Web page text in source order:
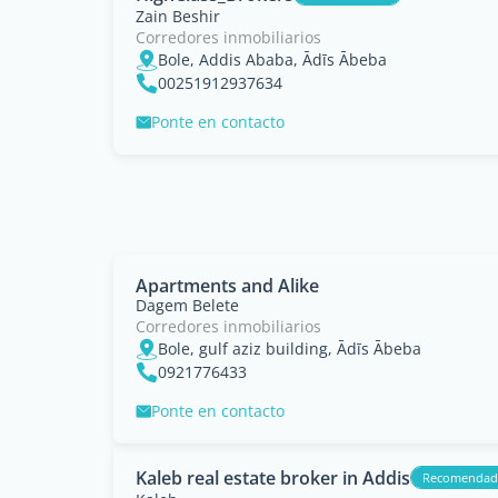
Zain Beshir
Corredores inmobiliarios
Bole, Addis Ababa, Ādīs Ābeba
00251912937634
Ponte en contacto
Apartments and Alike
Dagem Belete
Corredores inmobiliarios
Bole, gulf aziz building, Ādīs Ābeba
0921776433
Ponte en contacto
Kaleb real estate broker in Addis